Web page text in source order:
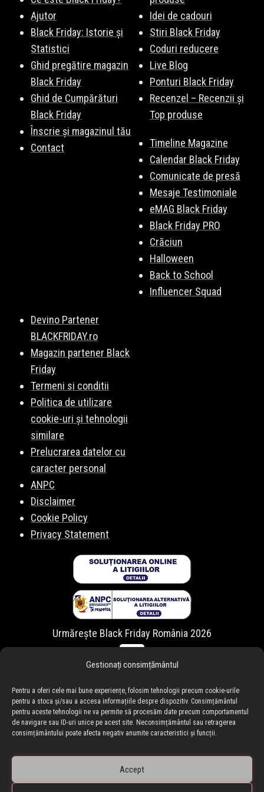
Gestionați consimțământul
Pentru a oferi cele mai bune experiențe, folosim tehnologii precum cookie-urile
pentru a stoca și/sau a accesa informațiile despre dispozitiv. Consimțământul
pentru aceste tehnologii ne va permite să procesăm date precum comportamentul
de navigare sau ID-uri unice pe acest site. Neconsimțământul sau retragerea
consimțământului poate afecta negativ anumite caracteristici și funcții.
Accept
Ajutor
Black Friday: Istorie și
Statistici
Ghid pregătire magazin
Black Friday
Ghid de Cumpărături
Black Friday
Înscrie și magazinul tău
Contact
Idei de cadouri
Stiri Black Friday
Coduri reducere
Live Blog
Ponturi Black Friday
Recenzel – Recenzii și
Top produse
Timeline Magazine
Calendar Black Friday
Comunicate de presă
Mesaje Testimoniale
eMAG Black Friday
Black Friday PRO
Crăciun
Halloween
Back to School
Influencer Squad
Devino Partener
BLACKFRIDAY.ro
Magazin partener Black
Friday
Termeni si conditii
Politica de utilizare
cookie-uri și tehnologii
similare
Prelucrarea datelor cu
caracter personal
ANPC
Disclaimer
Cookie Policy
Privacy Statement
Urmărește Black Friday România 2026